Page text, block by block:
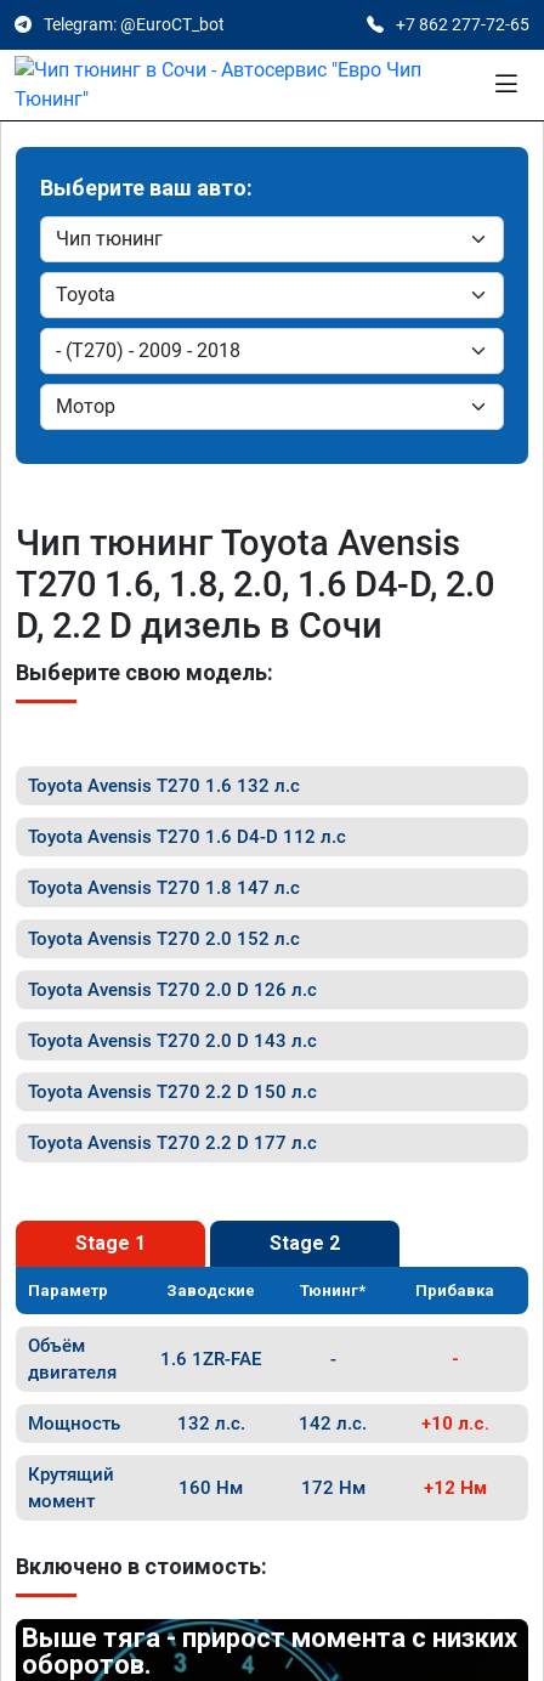
Telegram: @EuroCT_bot +7 862 277-72-65
Выберите ваш авто:
Чип тюнинг Toyota Avensis
T270 1.6, 1.8, 2.0, 1.6 D4-D, 2.0
D, 2.2 D дизель в Сочи
Выберите свою модель:
Toyota Avensis T270 1.6 132 л.с
Toyota Avensis T270 1.6 D4-D 112 л.с
Toyota Avensis T270 1.8 147 л.с
Toyota Avensis T270 2.0 152 л.с
Toyota Avensis T270 2.0 D 126 л.с
Toyota Avensis T270 2.0 D 143 л.с
Toyota Avensis T270 2.2 D 150 л.с
Toyota Avensis T270 2.2 D 177 л.с
Stage 1 Stage 2
Параметр Заводские Тюнинг* Прибавка
Объём
двигателя
1.6 1ZR-FAE - -
Мощность 132 л.с. 142 л.с. +10 л.с.
Крутящий
момент
160 Нм 172 Нм +12 Нм
Включено в стоимость:
Выше тяга - прирост момента с низких
оборотов.